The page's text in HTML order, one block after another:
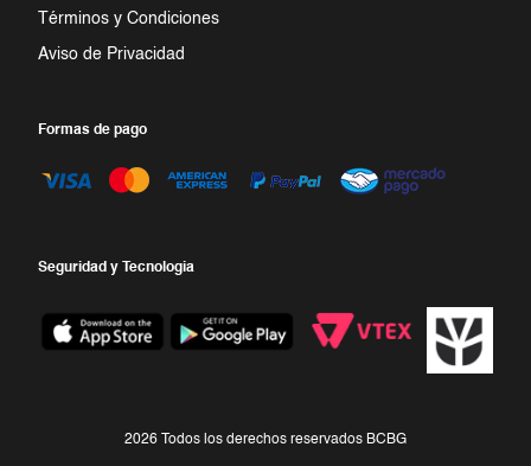
Términos y Condiciones
Aviso de Privacidad
Formas de pago
Seguridad y Tecnologia
2026 Todos los derechos reservados BCBG